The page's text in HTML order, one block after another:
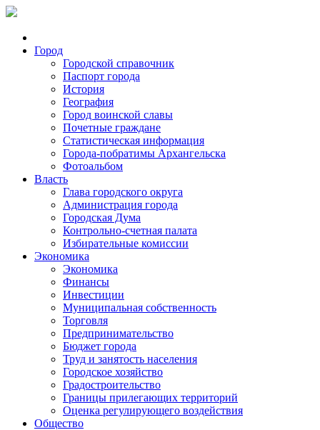
Город
Городской справочник
Паспорт города
История
География
Город воинской славы
Почетные граждане
Статистическая информация
Города-побратимы Архангельска
Фотоальбом
Власть
Глава городского округа
Администрация города
Городская Дума
Контрольно-счетная палата
Избирательные комиссии
Экономика
Экономика
Финансы
Инвестиции
Муниципальная собственность
Торговля
Предпринимательство
Бюджет города
Труд и занятость населения
Городское хозяйство
Градостроительство
Границы прилегающих территорий
Оценка регулирующего воздействия
Общество